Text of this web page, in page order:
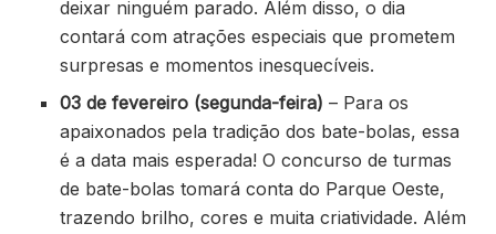
deixar ninguém parado. Além disso, o dia
contará com atrações especiais que prometem
surpresas e momentos inesquecíveis.
03 de fevereiro (segunda-feira) – Para os
apaixonados pela tradição dos bate-bolas, essa
é a data mais esperada! O concurso de turmas
de bate-bolas tomará conta do Parque Oeste,
trazendo brilho, cores e muita criatividade. Além